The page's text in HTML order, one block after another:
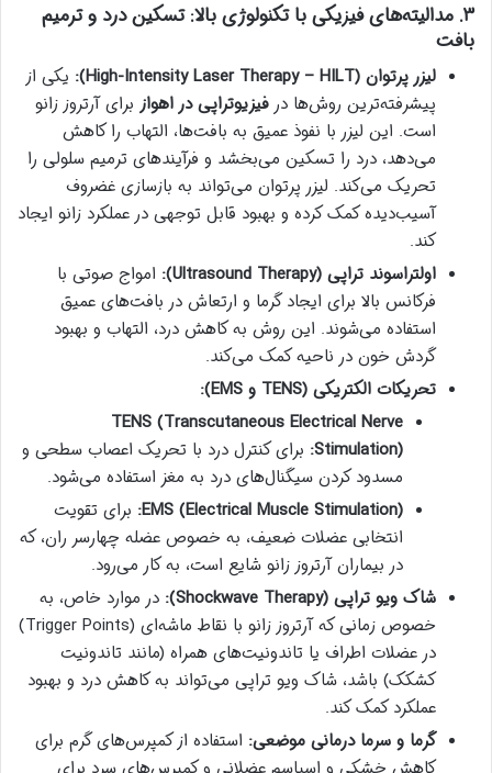
۳. مدالیته‌های فیزیکی با تکنولوژی بالا: تسکین درد و ترمیم
بافت
لیزر پرتوان (High-Intensity Laser Therapy – HILT):
یکی از
پیشرفته‌ترین روش‌ها در فیزیوتراپی در اهواز برای آرتروز زانو
است. این لیزر با نفوذ عمیق به بافت‌ها، التهاب را کاهش
می‌دهد، درد را تسکین می‌بخشد و فرآیندهای ترمیم سلولی را
تحریک می‌کند. لیزر پرتوان می‌تواند به بازسازی غضروف
آسیب‌دیده کمک کرده و بهبود قابل توجهی در عملکرد زانو ایجاد
کند.
اولتراسوند تراپی (Ultrasound Therapy):
امواج صوتی با
فرکانس بالا برای ایجاد گرما و ارتعاش در بافت‌های عمیق
استفاده می‌شوند. این روش به کاهش درد، التهاب و بهبود
گردش خون در ناحیه کمک می‌کند.
تحریکات الکتریکی (TENS و EMS):
TENS (Transcutaneous Electrical Nerve
Stimulation): برای کنترل درد با تحریک اعصاب سطحی و
مسدود کردن سیگنال‌های درد به مغز استفاده می‌شود.
EMS (Electrical Muscle Stimulation): برای تقویت
انتخابی عضلات ضعیف، به خصوص عضله چهارسر ران، که
در بیماران آرتروز زانو شایع است، به کار می‌رود.
شاک ویو تراپی (Shockwave Therapy):
در موارد خاص، به
خصوص زمانی که آرتروز زانو با نقاط ماشه‌ای (Trigger Points)
در عضلات اطراف یا تاندونیت‌های همراه (مانند تاندونیت
کشکک) باشد، شاک ویو تراپی می‌تواند به کاهش درد و بهبود
عملکرد کمک کند.
گرما و سرما درمانی موضعی: استفاده از کمپرس‌های گرم برای